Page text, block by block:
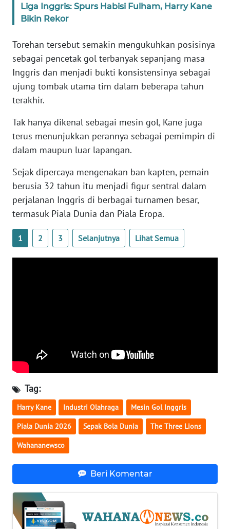
Liga Inggris: Spurs Habisi Fulham, Harry Kane
Bikin Rekor
Torehan tersebut semakin mengukuhkan posisinya
sebagai pencetak gol terbanyak sepanjang masa
Inggris dan menjadi bukti konsistensinya sebagai
ujung tombak utama tim dalam beberapa tahun
terakhir.
Tak hanya dikenal sebagai mesin gol, Kane juga
terus menunjukkan perannya sebagai pemimpin di
dalam maupun luar lapangan.
Sejak dipercaya mengenakan ban kapten, pemain
berusia 32 tahun itu menjadi figur sentral dalam
perjalanan Inggris di berbagai turnamen besar,
termasuk Piala Dunia dan Piala Eropa.
1 2 3 Selanjutnya Lihat Semua
Tag:
Harry Kane Industri Olahraga Mesin Gol Inggris
Piala Dunia 2026 Sepak Bola Dunia The Three Lions
Wahananewsco
Beri Komentar
DISCLAIMER
News
WN
SUMUT
JAKARTA
WN
WN
BANTEN
WN
NTT
PAPUA
BARAT
WN
RIAU
WN
SERAMBI
WN
SULTRA